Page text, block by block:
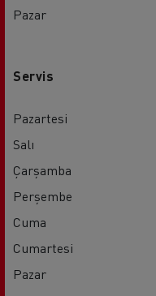
Pazar
Servis
Pazartesi
Salı
Çarşamba
Perşembe
Cuma
Cumartesi
Pazar